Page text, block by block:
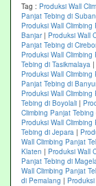
Tag : Produksi Wall
Panjat Tebing di
Produksi Wall Climbing
Banjar| Produksi Wall
Panjat Tebing di
Produksi Wall
Tebing di Tasikmalaya |
Produksi Wall
Panjat Tebing di
Produksi Wall
Tebing di Boyolali |
Climbing Panjat
Produksi Wall
Tebing di Jepara |
Wall Climbing Panjat
Klaten | Produksi Wall
Panjat Tebing di
Wall Climbing Panjat
di Pemalang |